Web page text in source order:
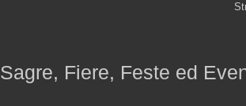
Sagre, Fiere, Feste ed